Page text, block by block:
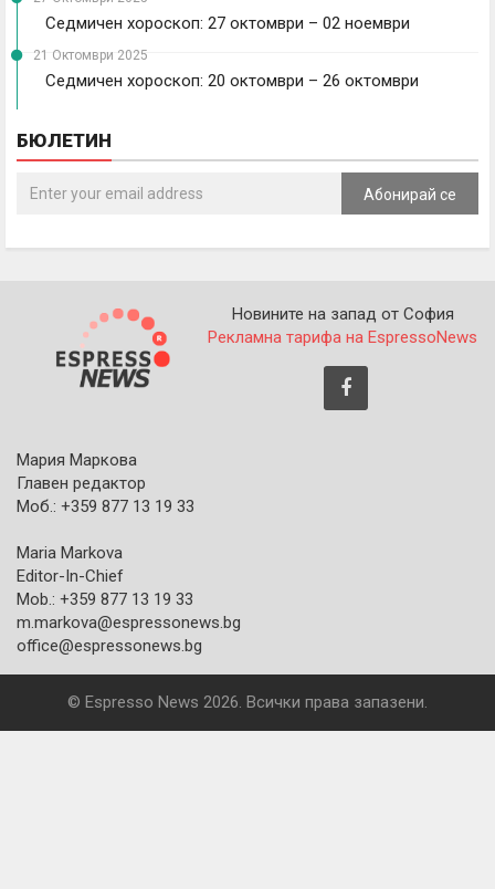
Седмичен хороскоп: 27 октомври – 02 ноември
21 Октомври 2025
Седмичен хороскоп: 20 октомври – 26 октомври
БЮЛЕТИН
Абонирай се
Новините на запад от София
Рекламна тарифа на EspressoNews
Мария Маркова
Главен редактор
Моб.: +359 877 13 19 33
Maria Markova
Editor-In-Chief
Mob.: +359 877 13 19 33
m.markova@espressonews.bg
office@espressonews.bg
© Espresso News 2026. Всички права запазени.